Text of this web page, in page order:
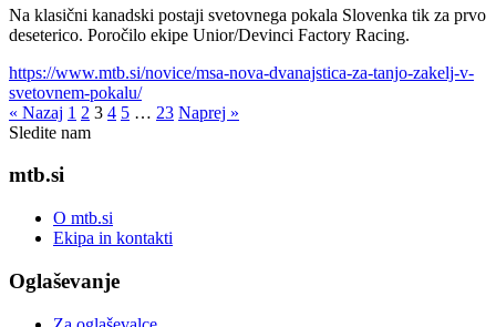
Na klasični kanadski postaji svetovnega pokala Slovenka tik za prvo
deseterico. Poročilo ekipe Unior/Devinci Factory Racing.
https://www.mtb.si/novice/msa-nova-dvanajstica-za-tanjo-zakelj-v-
svetovnem-pokalu/
« Nazaj 1 2 3 4 5 … 23 Naprej »
Sledite nam
mtb.si
O mtb.si
Ekipa in kontakti
Oglaševanje